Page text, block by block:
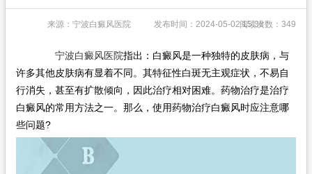
专家团队
特色疗法
白癜风常识
白癜风人群
白癜风部位
白癜风类型
来源：宁波白癜风医院 发布时间：2024-05-02 15:38阅读次数：349
宁波白癜风医院指出：白癜风是一种独特的皮肤病，与
许多其他皮肤病有显着不同。其特征性白斑无主观症状，不易自
行消失，甚至有扩散倾向，因此治疗相对困难。药物治疗是治疗
白癜风的常用方法之一。那么，使用药物治疗白癜风时应注意哪
些问题?